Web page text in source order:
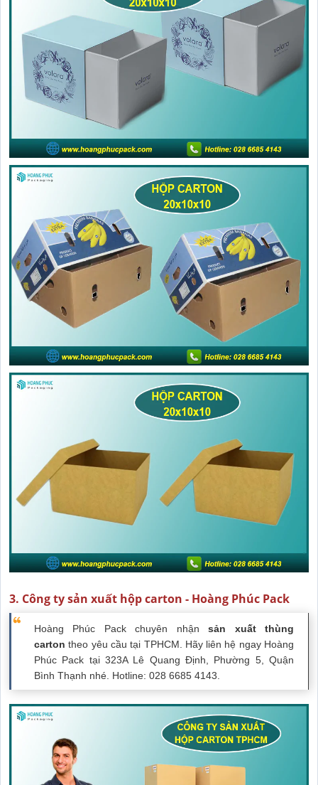
3. Công ty sản xuất hộp carton - Hoàng Phúc Pack
Hoàng Phúc Pack chuyên nhậnsản xuất thùng
carton theo yêu cầu tại TPHCM. Hãy liên hệ ngay Hoàng
Phúc Pack tại 323A Lê Quang Định, Phường 5, Quận
Bình Thạnh nhé. Hotline: 028 6685 4143.